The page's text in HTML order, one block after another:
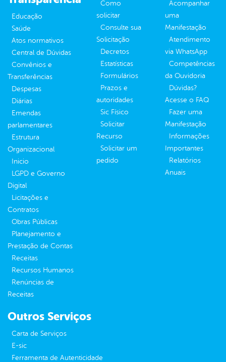
Educação
Saúde
Atos normativos
Central de Dúvidas
Convênios e
Transferências
Despesas
Diárias
Emendas
parlamentares
Estrutura
Organizacional
Inicio
LGPD e Governo
Digital
Licitações e
Contratos
Obras Públicas
Planejamento e
Prestação de Contas
Receitas
Recursos Humanos
Renúncias de
Receitas
Como
solicitar
Consulte sua
Solicitação
Decretos
Estatísticas
Formulários
Prazos e
autoridades
Sic Físico
Solicitar
Recurso
Solicitar um
pedido
Acompanhar
uma
Manifestação
Atendimento
via WhatsApp
Competências
da Ouvidoria
Dúvidas?
Acesse o FAQ
Fazer uma
Manifestação
Informações
Importantes
Relatórios
Anuais
Outros Serviços
Carta de Serviços
E-sic
Ferramenta de Autenticidade